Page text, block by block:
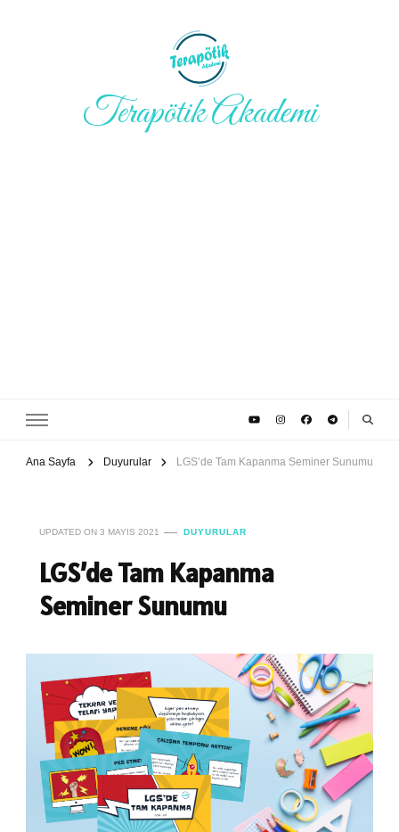
Terapötik Akademi
Ana Sayfa Duyurular LGS’de Tam Kapanma Seminer Sunumu
UPDATED ON 3 MAYIS 2021 DUYURULAR
LGS’de Tam Kapanma
Seminer Sunumu